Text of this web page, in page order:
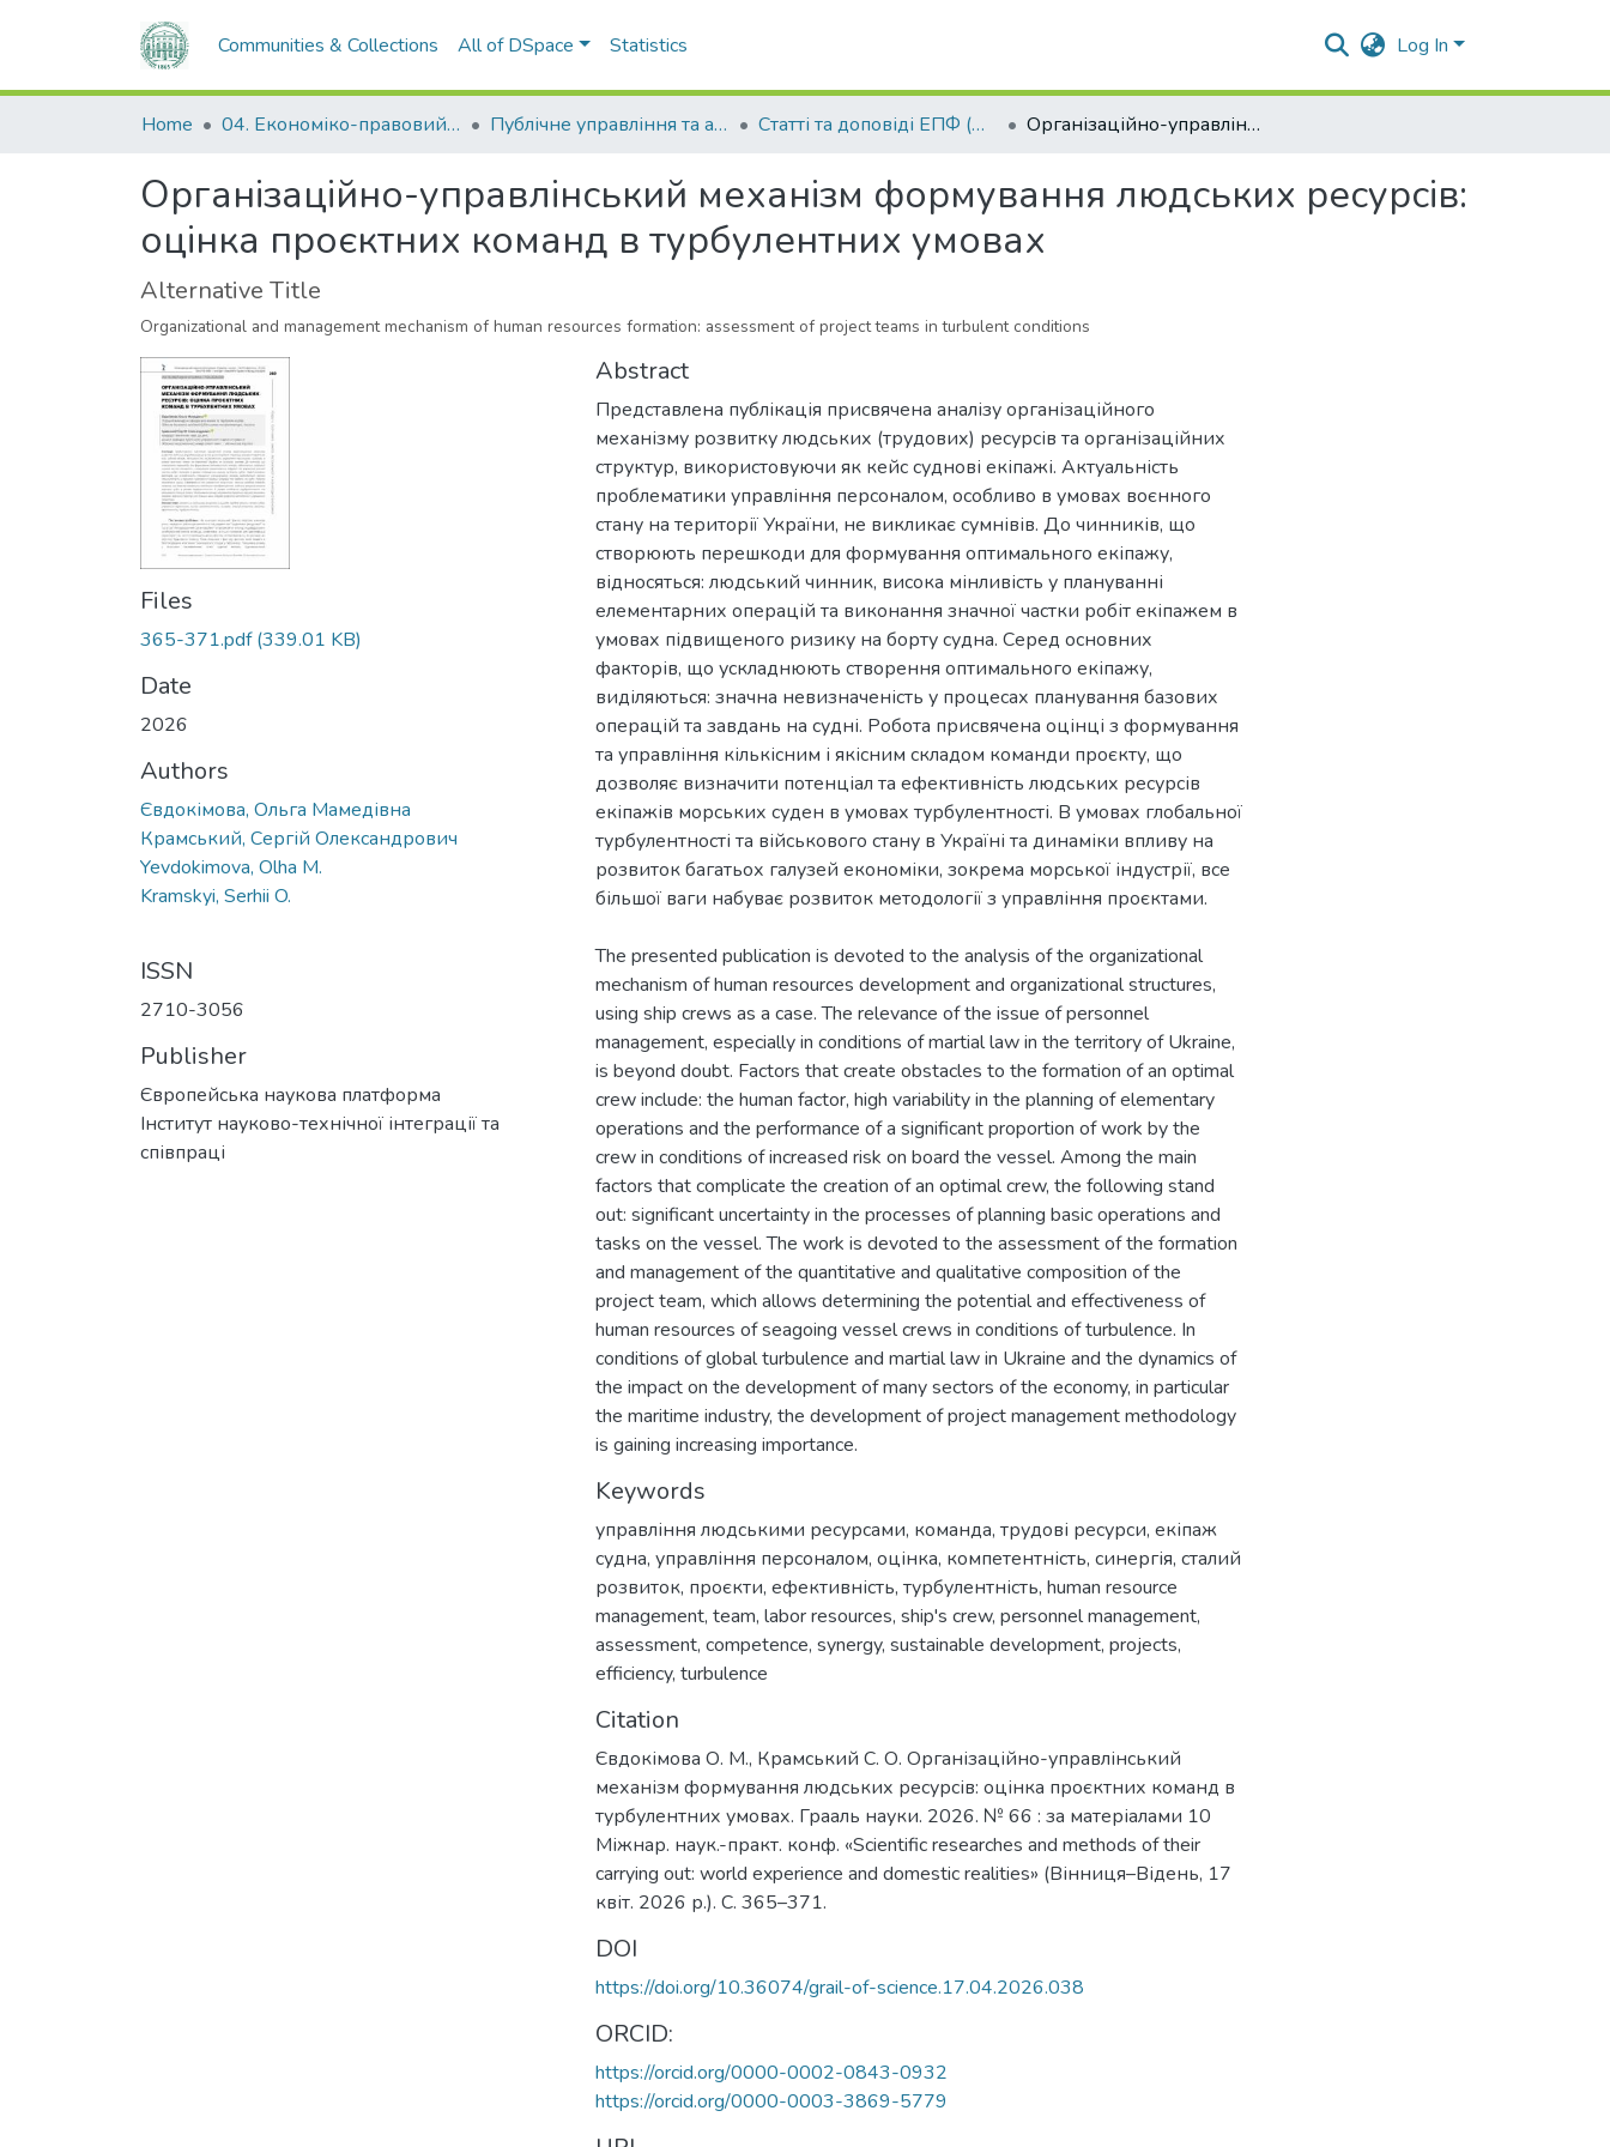
Communities & Collections All of DSpace Statistics Log In
Home 04. Економіко-правовий факультет Публічне управління та адміністрування Статті та доповіді ЕПФ (Публічне управління та адміністрування) Організаційно-управлінський механізм формування людських ресурсів: оцінка проєктних команд в турбулентних умовах
Організаційно-управлінський механізм формування людських ресурсів:
оцінка проєктних команд в турбулентних умовах
Alternative Title
Organizational and management mechanism of human resources formation: assessment of project teams in turbulent conditions
Files
365-371.pdf(339.01 KB)
Date
2026
Authors
Євдокімова, Ольга Мамедівна
Крамський, Сергій Олександрович
Yevdokimova, Olha M.
Kramskyi, Serhii O.
ISSN
2710-3056
Publisher
Європейська наукова платформа
Інститут науково-технічної інтеграції та
співпраці
Abstract
Представлена публікація присвячена аналізу організаційного
механізму розвитку людських (трудових) ресурсів та організаційних
структур, використовуючи як кейс суднові екіпажі. Актуальність
проблематики управління персоналом, особливо в умовах воєнного
стану на території України, не викликає сумнівів. До чинників, що
створюють перешкоди для формування оптимального екіпажу,
відносяться: людський чинник, висока мінливість у плануванні
елементарних операцій та виконання значної частки робіт екіпажем в
умовах підвищеного ризику на борту судна. Серед основних
факторів, що ускладнюють створення оптимального екіпажу,
виділяються: значна невизначеність у процесах планування базових
операцій та завдань на судні. Робота присвячена оцінці з формування
та управління кількісним і якісним складом команди проєкту, що
дозволяє визначити потенціал та ефективність людських ресурсів
екіпажів морських суден в умовах турбулентності. В умовах глобальної
турбулентності та військового стану в Україні та динаміки впливу на
розвиток багатьох галузей економіки, зокрема морської індустрії, все
The presented publication is devoted to the analysis of the organizational
mechanism of human resources development and organizational structures,
using ship crews as a case. The relevance of the issue of personnel
management, especially in conditions of martial law in the territory of Ukraine,
is beyond doubt. Factors that create obstacles to the formation of an optimal
crew include: the human factor, high variability in the planning of elementary
operations and the performance of a significant proportion of work by the
crew in conditions of increased risk on board the vessel. Among the main
factors that complicate the creation of an optimal crew, the following stand
out: significant uncertainty in the processes of planning basic operations and
tasks on the vessel. The work is devoted to the assessment of the formation
and management of the quantitative and qualitative composition of the
project team, which allows determining the potential and effectiveness of
human resources of seagoing vessel crews in conditions of turbulence. In
conditions of global turbulence and martial law in Ukraine and the dynamics of
the impact on the development of many sectors of the economy, in particular
the maritime industry, the development of project management methodology
is gaining increasing importance.
Keywords
управління людськими ресурсами, команда, трудові ресурси, екіпаж
судна, управління персоналом, оцінка, компетентність, синергія, сталий
розвиток, проєкти, ефективність, турбулентність, human resource
management, team, labor resources, ship's crew, personnel management,
assessment, competence, synergy, sustainable development, projects,
efficiency, turbulence
Citation
Євдокімова О. М., Крамський С. О. Організаційно-управлінський
механізм формування людських ресурсів: оцінка проєктних команд в
турбулентних умовах. Грааль науки. 2026. № 66 : за матеріалами 10
Міжнар. наук.-практ. конф. «Scientific researches and methods of their
carrying out: world experience and domestic realities» (Вінниця–Відень, 17
квіт. 2026 р.). С. 365–371.
DOI
https://doi.org/10.36074/grail-of-science.17.04.2026.038
ORCID:
https://orcid.org/0000-0002-0843-0932
https://orcid.org/0000-0003-3869-5779